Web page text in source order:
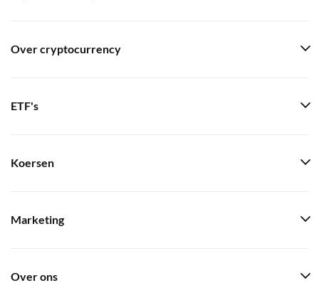
Over cryptocurrency
ETF's
Koersen
Marketing
Over ons